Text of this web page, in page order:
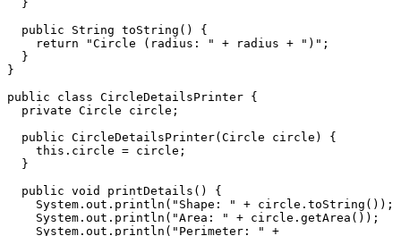
  }
  public String toString() {
    return "Circle (radius: " + radius + ")";
  }
}
public class CircleDetailsPrinter {
  private Circle circle;
  public CircleDetailsPrinter(Circle circle) {
    this.circle = circle;
  }
  public void printDetails() {
    System.out.println("Shape: " + circle.toString());
    System.out.println("Area: " + circle.getArea());